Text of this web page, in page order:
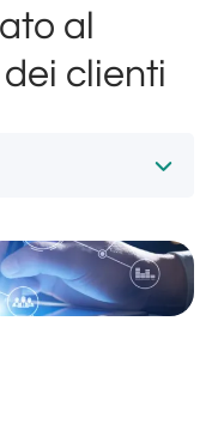
al
clienti